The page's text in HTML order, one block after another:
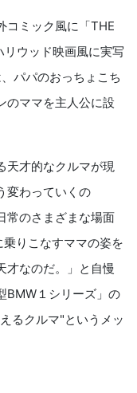
コミック風に「THE
ウッド映画風に実写
パパのおっちょこち
のママを主人公に設
天才的なクルマが現
変わっていくの
のさまざまな場面
りこなすママの姿を
才なのだ。」と自慢
BMW１シリーズ」の
るクルマ"というメッ